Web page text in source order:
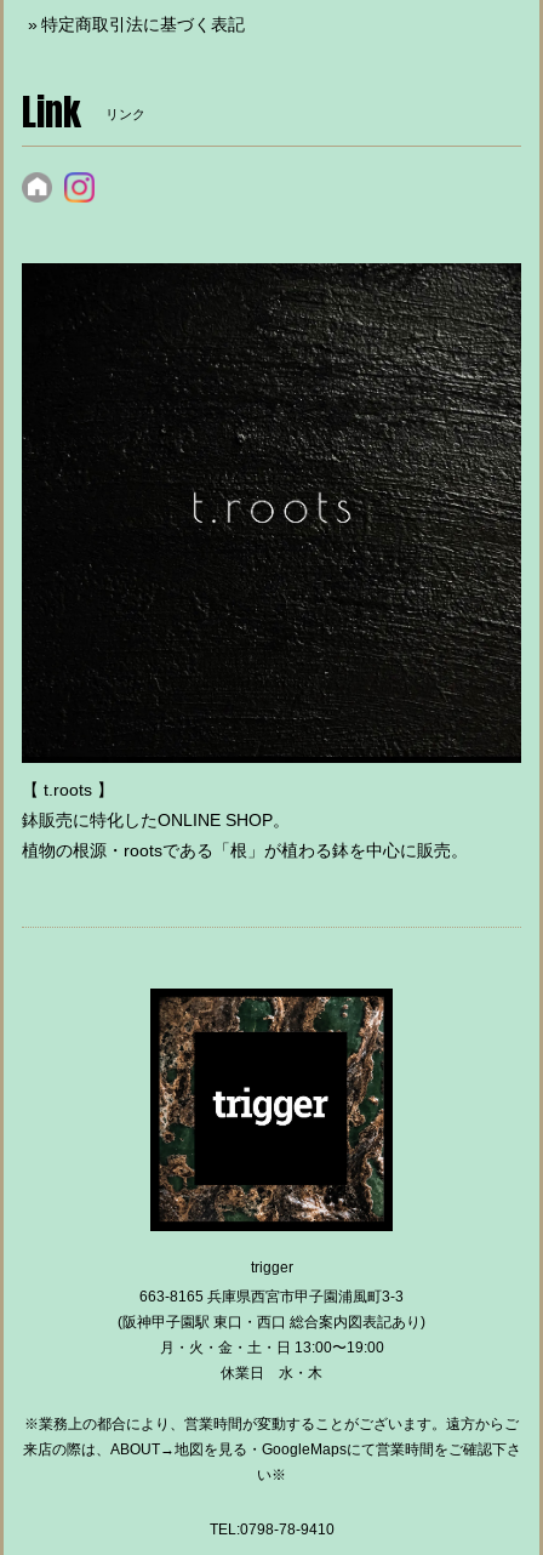
特定商取引法に基づく表記
Link リンク
【 t.roots 】
鉢販売に特化したONLINE SHOP。
植物の根源・rootsである「根」が植わる鉢を中心に販売。
trigger
663-8165 兵庫県西宮市甲子園浦風町3-3
(阪神甲子園駅 東口・西口 総合案内図表記あり)
月・火・金・土・日 13:00〜19:00
休業日 水・木
※業務上の都合により、営業時間が変動することがございます。遠方からご
来店の際は、ABOUT→地図を見る・GoogleMapsにて営業時間をご確認下さ
い※
TEL:0798-78-9410